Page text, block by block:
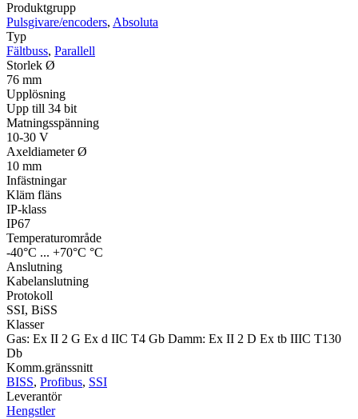
Produktgrupp
Pulsgivare/encoders, Absoluta
Typ
Fältbuss, Parallell
Storlek Ø
76 mm
Upplösning
Upp till 34 bit
Matningsspänning
10-30 V
Axeldiameter Ø
10 mm
Infästningar
Kläm fläns
IP-klass
IP67
Temperaturområde
-40°C ... +70°C °C
Anslutning
Kabelanslutning
Protokoll
SSI, BiSS
Klasser
Gas: Ex II 2 G Ex d IIC T4 Gb Damm: Ex II 2 D Ex tb IIIC T130
Db
Komm.gränssnitt
BISS, Profibus, SSI
Leverantör
Hengstler